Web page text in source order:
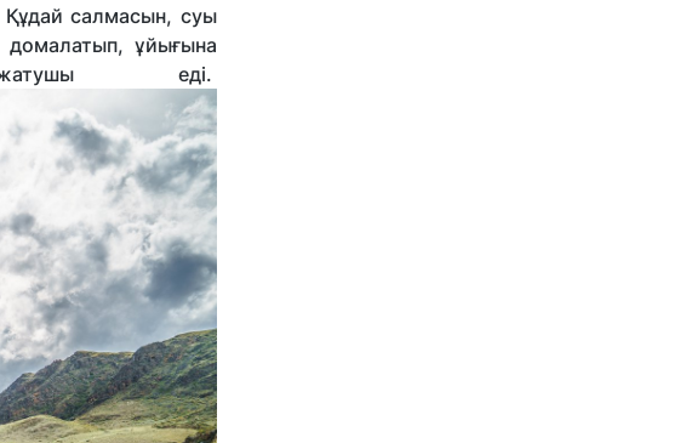
салмасын, суы
домалатып, ұйығына
еді.